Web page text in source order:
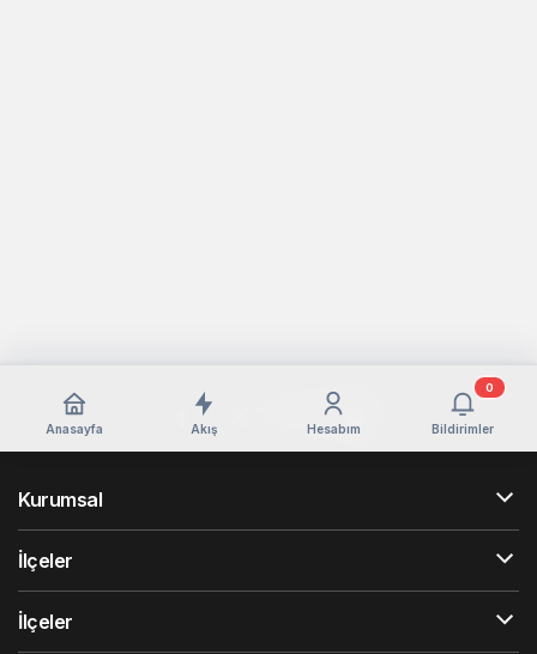
Anasayfa Akış Hesabım Bildirimler
0
Kurumsal
İlçeler
İlçeler